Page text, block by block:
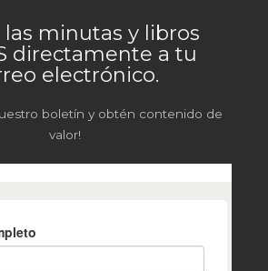
las minutas y libros
directamente a tu
electrónico.
boletín y obtén contenido de
valor!